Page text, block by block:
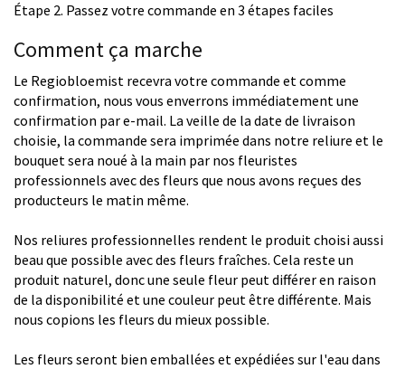
Étape 2. Passez votre commande en 3 étapes faciles
Comment ça marche
Le Regiobloemist recevra votre commande et comme
confirmation, nous vous enverrons immédiatement une
confirmation par e-mail. La veille de la date de livraison
choisie, la commande sera imprimée dans notre reliure et le
bouquet sera noué à la main par nos fleuristes
professionnels avec des fleurs que nous avons reçues des
producteurs le matin même.
Nos reliures professionnelles rendent le produit choisi aussi
beau que possible avec des fleurs fraîches. Cela reste un
produit naturel, donc une seule fleur peut différer en raison
de la disponibilité et une couleur peut être différente. Mais
nous copions les fleurs du mieux possible.
Les fleurs seront bien emballées et expédiées sur l'eau dans